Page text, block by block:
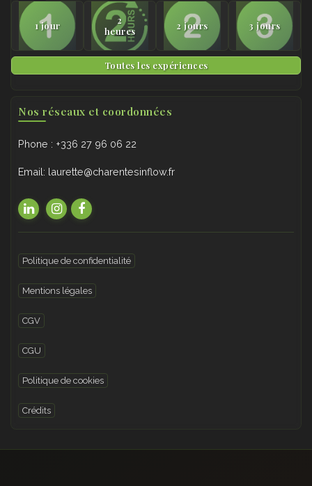
1 jour
2
heures
2 jours 3 jours
Toutes les expériences
Nos réseaux et coordonnées
Phone : +336 27 96 06 22
Email: laurette@charentesinflow.fr
Politique de confidentialité
Mentions légales
CGV
CGU
Politique de cookies
Crédits